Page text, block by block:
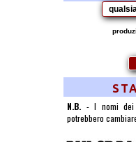
N.B. - I nomi dei
potrebbero